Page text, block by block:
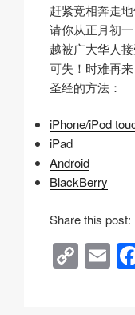
赶紧竞相奔走
请你从正月初
越被广大华人
可失！时难再
圣经的方法：
iPhone/iPod
iPad
Android
BlackBerry
k
m
Share this post:
C
o
E
m